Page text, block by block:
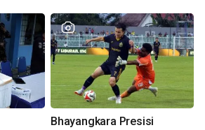
Bhayangkara Presisi